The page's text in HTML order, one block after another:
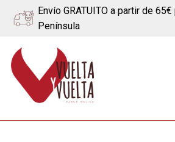
Envío GRATUITO a partir de
Península
Ir
a
navegación
Ir
al
contenido
Quiénes somos